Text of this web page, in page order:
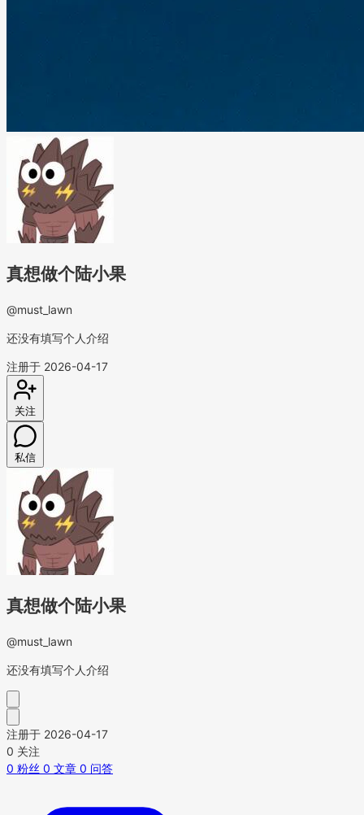
真想做个陆小果
@must_lawn
还没有填写个人介绍
注册于 2026-04-17
关注
私信
真想做个陆小果
@must_lawn
还没有填写个人介绍
注册于 2026-04-17
0 关注
0 粉丝 0 文章 0 问答